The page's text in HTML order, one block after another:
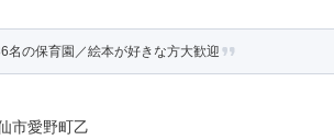
名の保育園／絵本が好きな方大歓迎
市愛野町乙